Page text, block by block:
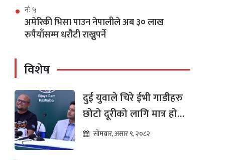
नंः ५
अमेरिकी भिसा पाउन नेपालीले अब ३० लाख
रुपैयाँसम्म धरौटी राख्नुपर्ने
विशेष
दुई युवाले चिरे ईभी गाडीहरु
छोटो दूरीको लागि मात्र हो
भन्ने मान्यता
सोमबार, असार ९, २०८२